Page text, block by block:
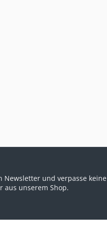
Newsletter und verpasse keine
aus unserem Shop.